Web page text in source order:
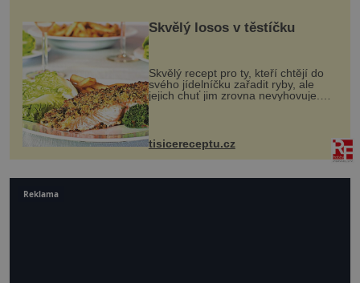
Skvělý losos v těstíčku
Skvělý recept pro ty, kteří chtějí do
svého jídelníčku zařadit ryby, ale
jejich chuť jim zrovna nevyhovuje.
Losos je samozřejmě taky ryba, ale v
tomto případě si na to nikdo ani
nevzpomene. Ingredienc...
tisicereceptu.cz
Reklama